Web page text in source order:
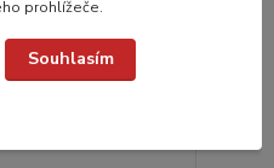
prohlížeče.
Souhlasím